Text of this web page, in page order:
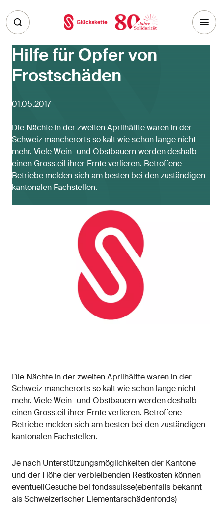
Hilfe für Opfer von
Frostschäden
01.05.2017
Die Nächte in der zweiten Aprilhälfte waren in der
Schweiz mancherorts so kalt wie schon lange nicht
mehr. Viele Wein- und Obstbauern werden deshalb
einen Grossteil ihrer Ernte verlieren. Betroffene
Betriebe melden sich am besten bei den zuständigen
kantonalen Fachstellen.
Die Nächte in der zweiten Aprilhälfte waren in der
Schweiz mancherorts so kalt wie schon lange nicht
mehr. Viele Wein- und Obstbauern werden deshalb
einen Grossteil ihrer Ernte verlieren. Betroffene
Betriebe melden sich am besten bei den zuständigen
kantonalen Fachstellen.
Je nach Unterstützungsmöglichkeiten der Kantone
und der Höhe der verbleibenden Restkosten können
eventuellGesuche bei fondssuisse(ebenfalls bekannt
als Schweizerischer Elementarschädenfonds)